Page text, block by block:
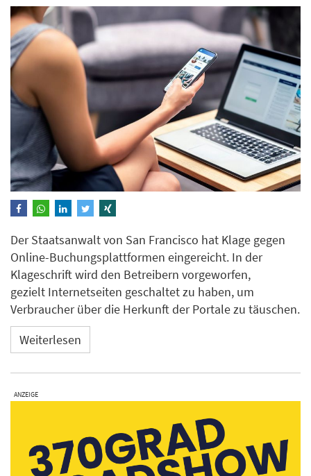
Der Staatsanwalt von San Francisco hat Klage gegen
Online-Buchungsplattformen eingereicht. In der
Klageschrift wird den Betreibern vorgeworfen,
gezielt Internetseiten geschaltet zu haben, um
Verbraucher über die Herkunft der Portale zu täuschen.
Weiterlesen
ANZEIGE